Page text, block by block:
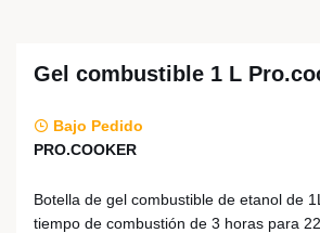
Gel combustible 1 L
Bajo Pedido
PRO.COOKER
Botella de gel combustible de etanol de
tiempo de combustión de 3 horas para